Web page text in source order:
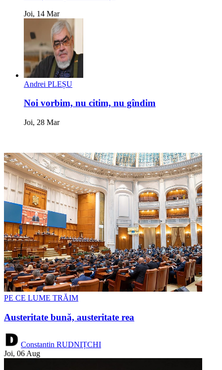
Joi, 14 Mar
Andrei PLEȘU
Noi vorbim, nu citim, nu gîndim
Joi, 28 Mar
PE CE LUME TRĂIM
Austeritate bună, austeritate rea
Constantin RUDNIȚCHI
Joi, 06 Aug